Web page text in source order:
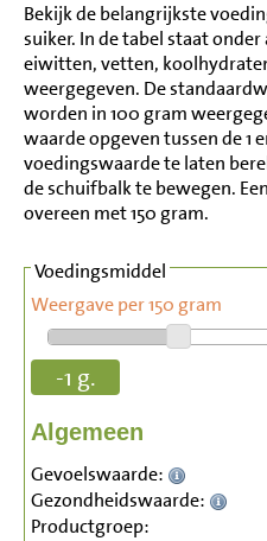
Bekijk de belangrijkste
suiker. In de tabel staat
eiwitten, vetten,
weergegeven. De
worden in 100 gram
waarde opgeven tussen de 1
voedingswaarde te laten
de schuifbalk te bewegen.
overeen met 150 gram.
Voedingsmiddel
Weergave per 150 gram
-1 g.
Algemeen
Gevoelswaarde:
Gezondheidswaarde:
Productgroep: